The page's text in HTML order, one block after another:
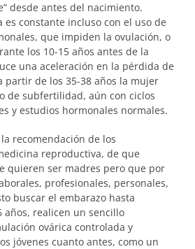
desde antes del nacimiento.
es constante incluso con el uso de
que impiden la ovulación, o
los 10-15 años antes de la
una aceleración en la pérdida de
partir de los 35-38 años la mujer
de subfertilidad, aún con ciclos
y estudios hormonales normales.
recomendación de los
reproductiva, de que
quieren ser madres pero que por
profesionales, personales,
buscar el embarazo hasta
años, realicen un sencillo
ovárica controlada y
jóvenes cuanto antes, como un